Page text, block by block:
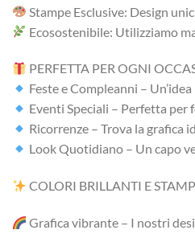
Stampe Esclusive: Design
Ecosostenibile: Utilizziamo
PERFETTA PER OGNI
Feste e Compleanni –
Eventi Speciali – Perfetta
Ricorrenze – Trova la grafica
Look Quotidiano – Un capo
COLORI BRILLANTI E
Grafica vibrante – I nostri